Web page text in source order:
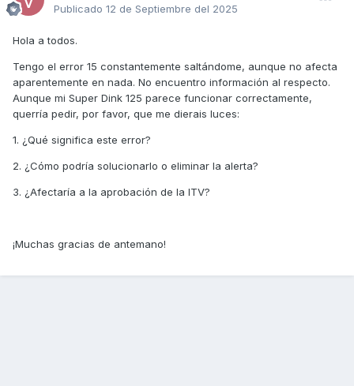
Publicado 12 de Septiembre del 2025
Hola a todos.
Tengo el error 15 constantemente saltándome, aunque no afecta
aparentemente en nada. No encuentro información al respecto.
Aunque mi Super Dink 125 parece funcionar correctamente,
querría pedir, por favor, que me dierais luces:
1. ¿Qué significa este error?
2. ¿Cómo podría solucionarlo o eliminar la alerta?
3. ¿Afectaría a la aprobación de la ITV?
¡Muchas gracias de antemano!